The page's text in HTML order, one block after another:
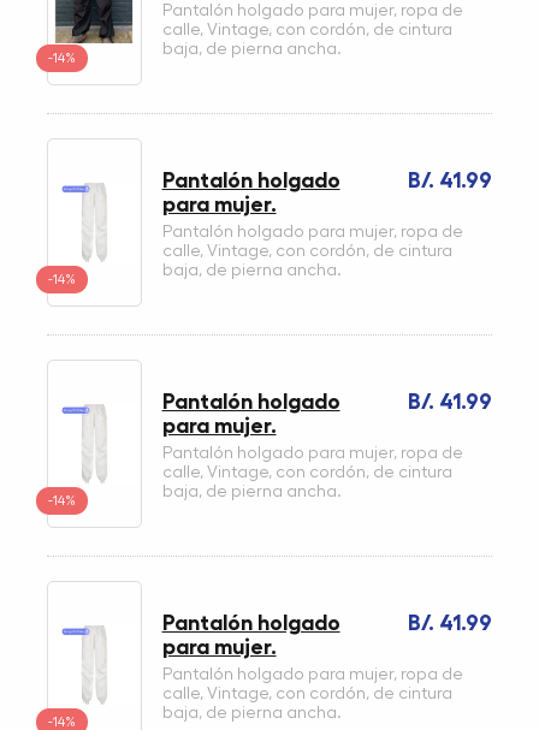
-14%
Pantalón holgado para mujer, ropa de
calle, Vintage, con cordón, de cintura
baja, de pierna ancha.
-14%
B/. 41.99
Pantalón holgado
para mujer.
Pantalón holgado para mujer, ropa de
calle, Vintage, con cordón, de cintura
baja, de pierna ancha.
-14%
B/. 41.99
Pantalón holgado
para mujer.
Pantalón holgado para mujer, ropa de
calle, Vintage, con cordón, de cintura
baja, de pierna ancha.
-14%
B/. 41.99
Pantalón holgado
para mujer.
Pantalón holgado para mujer, ropa de
calle, Vintage, con cordón, de cintura
baja, de pierna ancha.